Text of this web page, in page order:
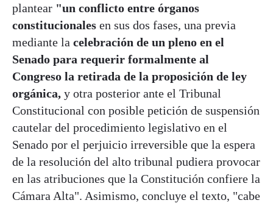
plantear "un conflicto entre órganos
constitucionales en sus dos fases, una previa
mediante la celebración de un pleno en el
Senado para requerir formalmente al
Congreso la retirada de la proposición de ley
orgánica, y otra posterior ante el Tribunal
Constitucional con posible petición de suspensión
cautelar del procedimiento legislativo en el
Senado por el perjuicio irreversible que la espera
de la resolución del alto tribunal pudiera provocar
en las atribuciones que la Constitución confiere la
Cámara Alta". Asimismo, concluye el texto, "cabe